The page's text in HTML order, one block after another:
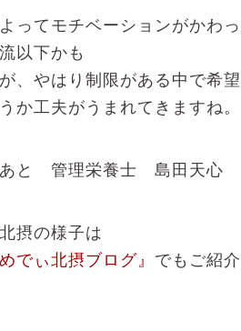
ってモチベーションがかわ
以下かも
、やはり制限がある中で希
か工夫がうまれてきますね。
あと 管理栄養士 島田天心
摂の様子は
でぃ北摂ブログ』 でもご紹